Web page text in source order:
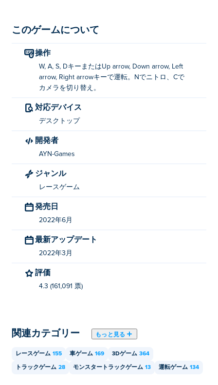
このゲームについて
操作
W, A, S, DキーまたはUp arrow, Down arrow, Left
arrow, Right arrowキーで運転。Nでニトロ、Cで
カメラを切り替え。
対応デバイス
デスクトップ
開発者
AYN-Games
ジャンル
レースゲーム
発売日
2022年6月
最新アップデート
2022年3月
評価
4.3 (161,091 票)
関連カテゴリー もっと見る
レースゲーム 155 車ゲーム 169 3Dゲーム 364
トラックゲーム 28 モンスタートラックゲーム 13 運転ゲーム 134